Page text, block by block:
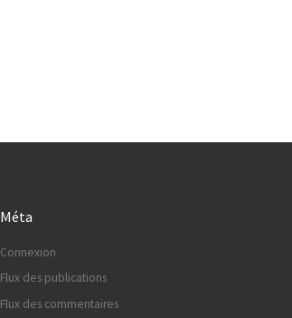
Méta
Connexion
Flux des publications
Flux des commentaires